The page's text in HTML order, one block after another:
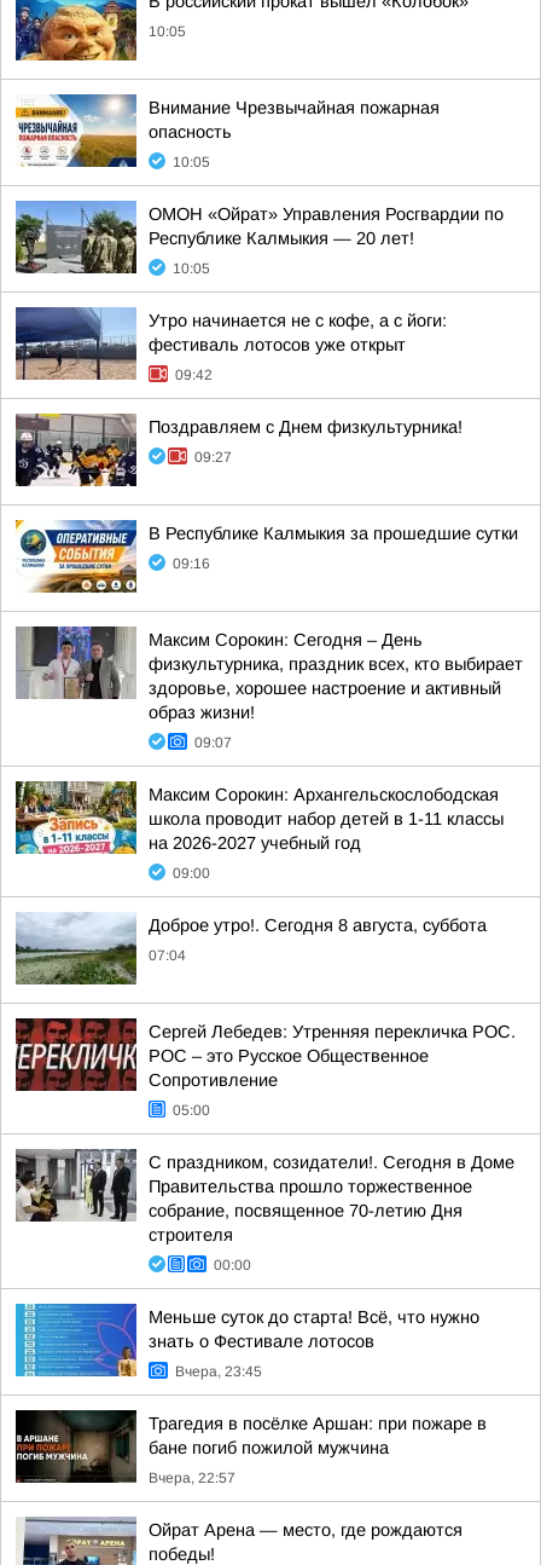
10:05
Внимание Чрезвычайная пожарная
опасность
10:05
ОМОН «Ойрат» Управления Росгвардии по
Республике Калмыкия — 20 лет!
10:05
Утро начинается не с кофе, а с йоги:
фестиваль лотосов уже открыт
09:42
Поздравляем с Днем физкультурника!
09:27
В Республике Калмыкия за прошедшие сутки
09:16
Максим Сорокин: Сегодня – День
физкультурника, праздник всех, кто выбирает
здоровье, хорошее настроение и активный
образ жизни!
09:07
Максим Сорокин: Архангельскослободская
школа проводит набор детей в 1-11 классы
на 2026-2027 учебный год
09:00
Доброе утро!. Сегодня 8 августа, суббота
07:04
Сергей Лебедев: Утренняя перекличка РОС.
РОС – это Русское Общественное
Сопротивление
05:00
С праздником, созидатели!. Сегодня в Доме
Правительства прошло торжественное
собрание, посвященное 70-летию Дня
строителя
00:00
Меньше суток до старта! Всё, что нужно
знать о Фестивале лотосов
Вчера, 23:45
Трагедия в посёлке Аршан: при пожаре в
бане погиб пожилой мужчина
Вчера, 22:57
Ойрат Арена — место, где рождаются
победы!